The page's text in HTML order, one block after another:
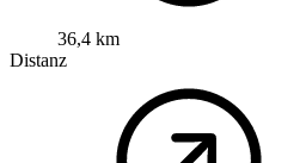
36,4 km
Distanz